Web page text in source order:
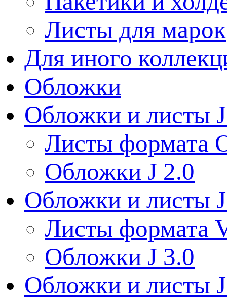
Листы для марок
Для иного
Обложки
Обложки и листы
Листы формата
Обложки J 2.0
Обложки и листы
Листы формата
Обложки J 3.0
Обложки и листы